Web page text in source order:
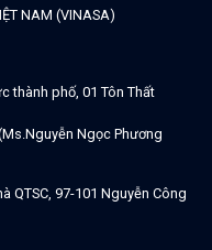
NAM (VINASA)
thành phố, 01 Tôn Thất
Ngọc Phương
QTSC, 97-101 Nguyễn Công